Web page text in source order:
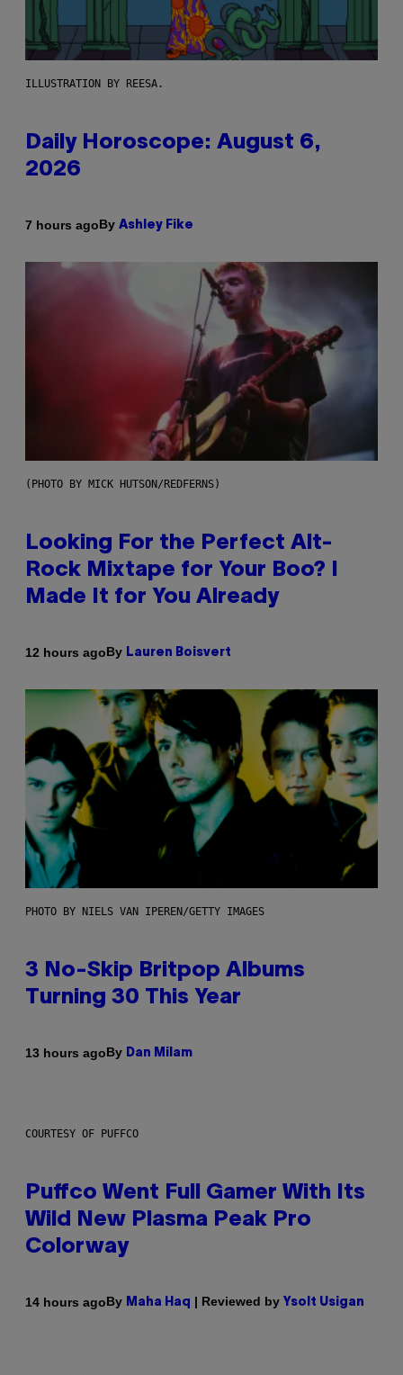
ILLUSTRATION BY REESA.
Daily Horoscope: August 6,
2026
7 hours agoBy Ashley Fike
(PHOTO BY MICK HUTSON/REDFERNS)
Looking For the Perfect Alt-
Rock Mixtape for Your Boo? I
Made It for You Already
12 hours agoBy Lauren Boisvert
PHOTO BY NIELS VAN IPEREN/GETTY IMAGES
3 No-Skip Britpop Albums
Turning 30 This Year
13 hours agoBy Dan Milam
COURTESY OF PUFFCO
Puffco Went Full Gamer With Its
Wild New Plasma Peak Pro
Colorway
14 hours agoBy Maha Haq | Reviewed by Ysolt Usigan